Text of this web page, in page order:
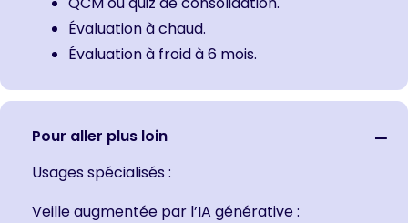
Évaluation à chaud.
Évaluation à froid à 6 mois.
Pour aller plus loin
Usages spécialisés :
Veille augmentée par l’IA générative :